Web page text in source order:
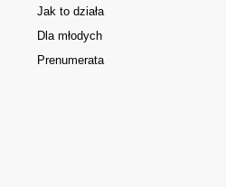
Jak to działa
Dla młodych
Prenumerata